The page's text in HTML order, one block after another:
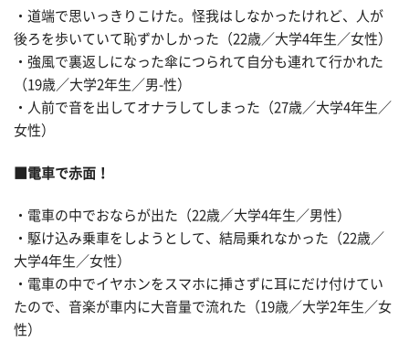
・道端で思いっきりこけた。怪我はしなかったけれど、人が
後ろを歩いていて恥ずかしかった（22歳／大学4年生／女性）
・強風で裏返しになった傘につられて自分も連れて行かれた
（19歳／大学2年生／男-性）
・人前で音を出してオナラしてしまった（27歳／大学4年生／
女性）
■電車で赤面！
・電車の中でおならが出た（22歳／大学4年生／男性）
・駆け込み乗車をしようとして、結局乗れなかった（22歳／
大学4年生／女性）
・電車の中でイヤホンをスマホに挿さずに耳にだけ付けてい
たので、音楽が車内に大音量で流れた（19歳／大学2年生／女
性）